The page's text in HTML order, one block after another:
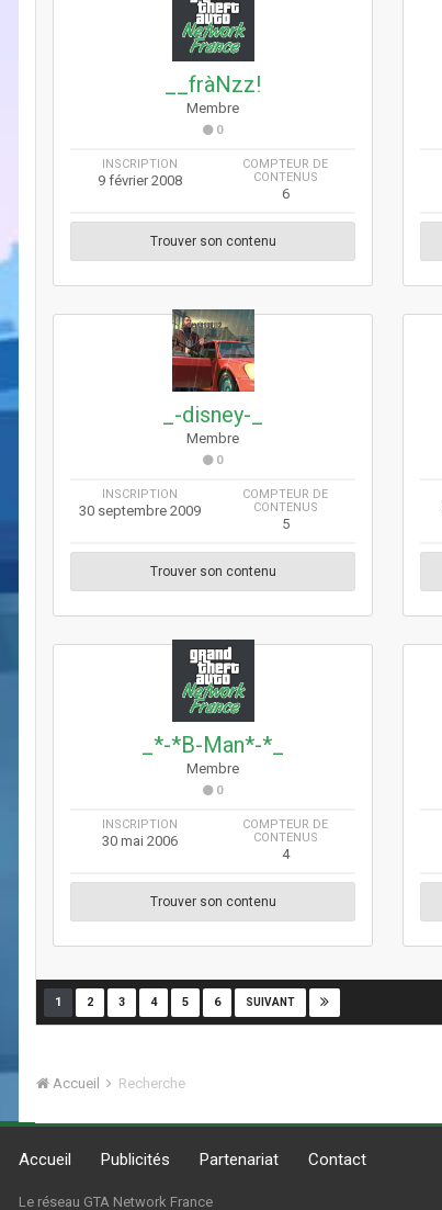
__fràNzz!
Membre
0
INSCRIPTION
9 février 2008
COMPTEUR DE
CONTENUS
6
Trouver son contenu
_-disney-_
Membre
0
INSCRIPTION
30 septembre 2009
COMPTEUR DE
CONTENUS
5
Trouver son contenu
_*-*B-Man*-*_
Membre
0
INSCRIPTION
30 mai 2006
COMPTEUR DE
CONTENUS
4
Trouver son contenu
1 2 3 4 5 6 SUIVANT
Accueil Recherche
Accueil Publicités Partenariat Contact
Le réseau GTA Network France